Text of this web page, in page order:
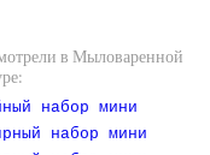
в Мыловаренной
набор мини
набор мини